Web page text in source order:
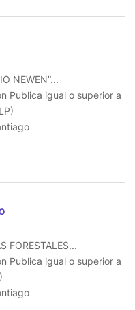
NEWEN”...
Publica igual o superior a
FORESTALES...
Publica igual o superior a